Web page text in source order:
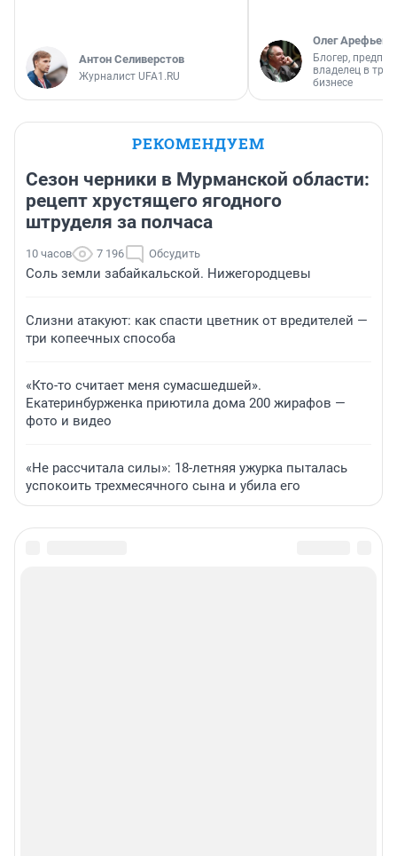
Антон Селиверстов
Журналист UFA1.RU
Олег Арефьев
Блогер,
владелец в
бизнесе
РЕКОМЕНДУЕМ
Сезон черники в Мурманской области:
рецепт хрустящего ягодного
штруделя за полчаса
10 часов 7 196 Обсудить
Соль земли забайкальской. Нижегородцевы
Слизни атакуют: как спасти цветник от вредителей —
три копеечных способа
«Кто-то считает меня сумасшедшей».
Екатеринбурженка приютила дома 200 жирафов —
фото и видео
«Не рассчитала силы»: 18-летняя ужурка пыталась
успокоить трехмесячного сына и убила его